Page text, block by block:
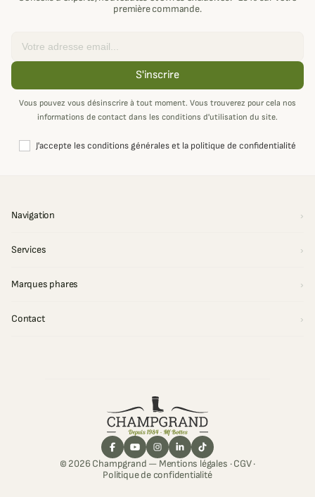
première commande.
S'inscrire
Vous pouvez vous désinscrire à tout moment. Vous trouverez pour cela nos
informations de contact dans les conditions d'utilisation du site.
J'accepte les conditions générales et la politique de confidentialité
Navigation
Services
Marques phares
Contact
© 2026 Champgrand — Mentions légales ·CGV·
Politique de confidentialité